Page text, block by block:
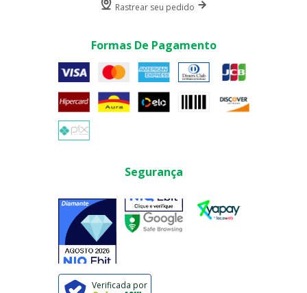
Rastrear seu pedido
Formas De Pagamento
Segurança
Verificada por